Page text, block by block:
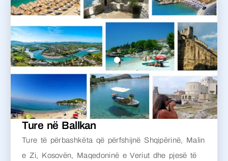
Ture në Ballkan
Ture të përbashkëta që përfshijnë Shqipërinë, Malin
e Zi, Kosovën, Maqedoninë e Veriut dhe pjesë të